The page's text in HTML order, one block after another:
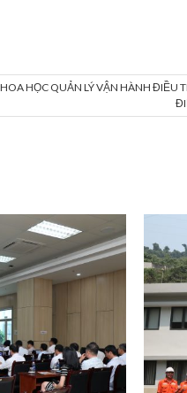
HỌC QUẢN LÝ VẬN HÀNH ĐIỀU